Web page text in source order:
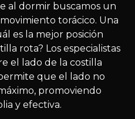
al dormir buscamos un
torácico. Una
es la mejor posición
rota? Los especialistas
el lado de la costilla
que el lado no
promoviendo
y efectiva.